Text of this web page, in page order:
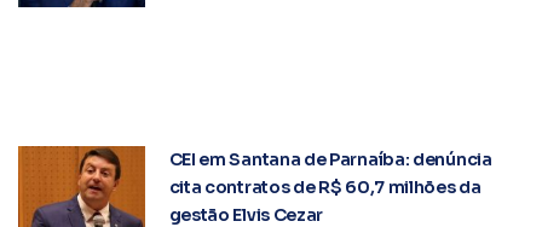
CEI em Santana de Parnaíba: denúncia
cita contratos de R$ 60,7 milhões da
gestão Elvis Cezar